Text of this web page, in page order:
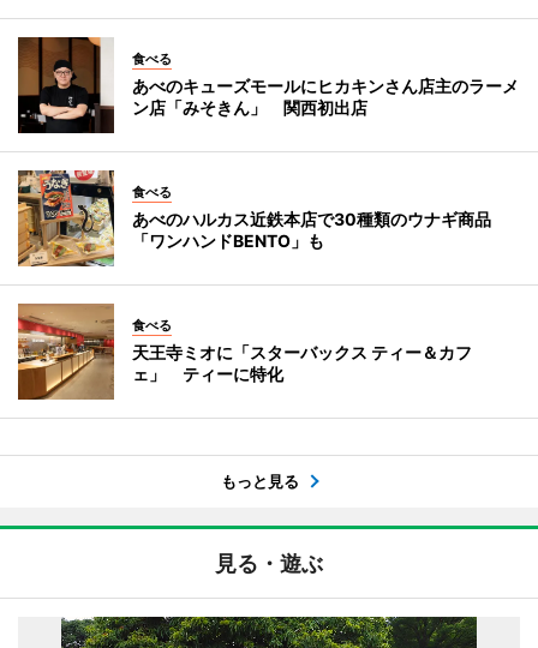
食べる
あべのキューズモールにヒカキンさん店主のラーメ
ン店「みそきん」 関西初出店
食べる
あべのハルカス近鉄本店で30種類のウナギ商品
「ワンハンドBENTO」も
食べる
天王寺ミオに「スターバックス ティー＆カフ
ェ」 ティーに特化
もっと見る
見る・遊ぶ